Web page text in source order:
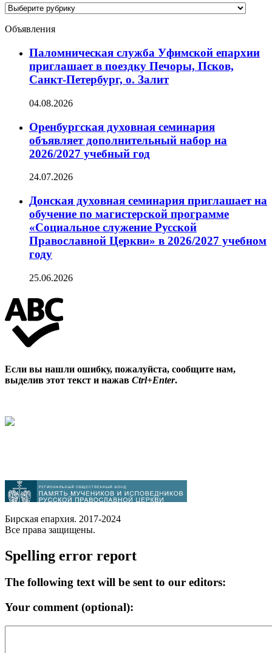
Категории
Объявления
Паломническая служба Уфимской епархии
приглашает в поездку Печоры, Псков,
Санкт-Петербург, о. Залит
04.08.2026
Оренбургская духовная семинария
объявляет дополнительный набор на
2026/2027 учебный год
24.07.2026
Донская духовная семинария приглашает на
обучение по магистерской программе
«Социальное служение Русской
Православной Церкви» в 2026/2027 учебном
году
25.06.2026
Если вы нашли ошибку, пожалуйста, сообщите нам,
выделив этот текст и нажав Ctrl+Enter.
Бирская епархия. 2017-2024
Все права защищены.
Spelling error report
The following text will be sent to our editors:
Your comment (optional):